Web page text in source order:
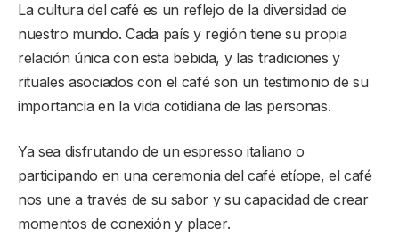
La cultura del café es un reflejo de la diversidad de
nuestro mundo. Cada país y región tiene su propia
relación única con esta bebida, y las tradiciones y
rituales asociados con el café son un testimonio de su
importancia en la vida cotidiana de las personas.
Ya sea disfrutando de un espresso italiano o
participando en una ceremonia del café etíope, el café
nos une a través de su sabor y su capacidad de crear
momentos de conexión y placer.